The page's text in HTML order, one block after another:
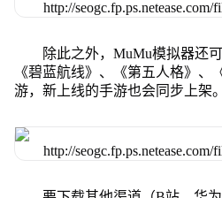
除此之外，MuMu模拟器还
《碧蓝航线》、《第五人格》、
游，新上线的手游也会同步上架。